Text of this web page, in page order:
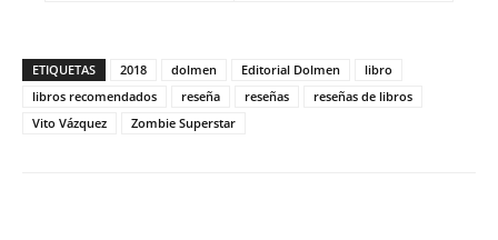
ETIQUETAS 2018 dolmen Editorial Dolmen
libro
libros recomendados
reseña reseñas
reseñas de libros
Vito Vázquez
Zombie Superstar